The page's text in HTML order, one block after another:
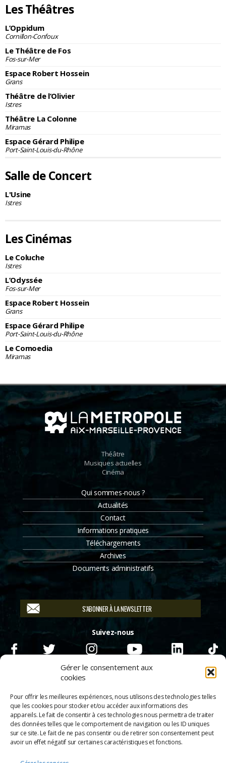
Gérer le consentement aux
cookies
Pour offrir les meilleures expériences, nous utilisons des technologies telles
que les cookies pour stocker et/ou accéder aux informations des
appareils. Le fait de consentir à ces technologies nous permettra de traiter
des données telles que le comportement de navigation ou les ID uniques
sur ce site. Le fait de ne pas consentir ou de retirer son consentement peut
avoir un effet négatif sur certaines caractéristiques et fonctions.
Les Théâtres
L’Oppidum
Cornillon-Confoux
Le Théâtre de Fos
Fos-sur-Mer
Espace Robert Hossein
Grans
Théâtre de l’Olivier
Istres
Théâtre La Colonne
Miramas
Espace Gérard Philipe
Port-Saint-Louis-du-Rhône
Salle de Concert
L'Usine
Istres
Les Cinémas
Le Coluche
Istres
L’Odyssée
Fos-sur-Mer
Espace Robert Hossein
Grans
Espace Gérard Philipe
Port-Saint-Louis-du-Rhône
Le Comoedia
Miramas
Théâtre
Musiques actuelles
Cinéma
Qui sommes-nous ?
Actualités
Contact
Informations pratiques
Téléchargements
Archives
Documents administratifs
S'ABONNER À LA NEWSLETTER
Suivez-nous